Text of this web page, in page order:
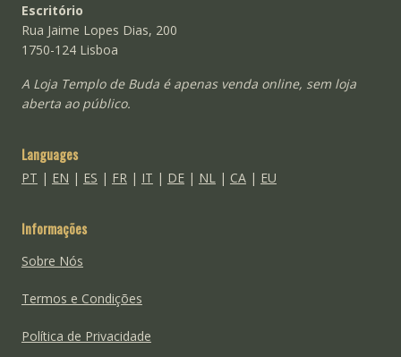
Escritório
Rua Jaime Lopes Dias, 200
1750-124 Lisboa
A Loja Templo de Buda é apenas venda online, sem loja
aberta ao público.
Languages
PT | EN | ES | FR| IT | DE| NL| CA| EU
Informações
Sobre Nós
Termos e Condições
Política de Privacidade